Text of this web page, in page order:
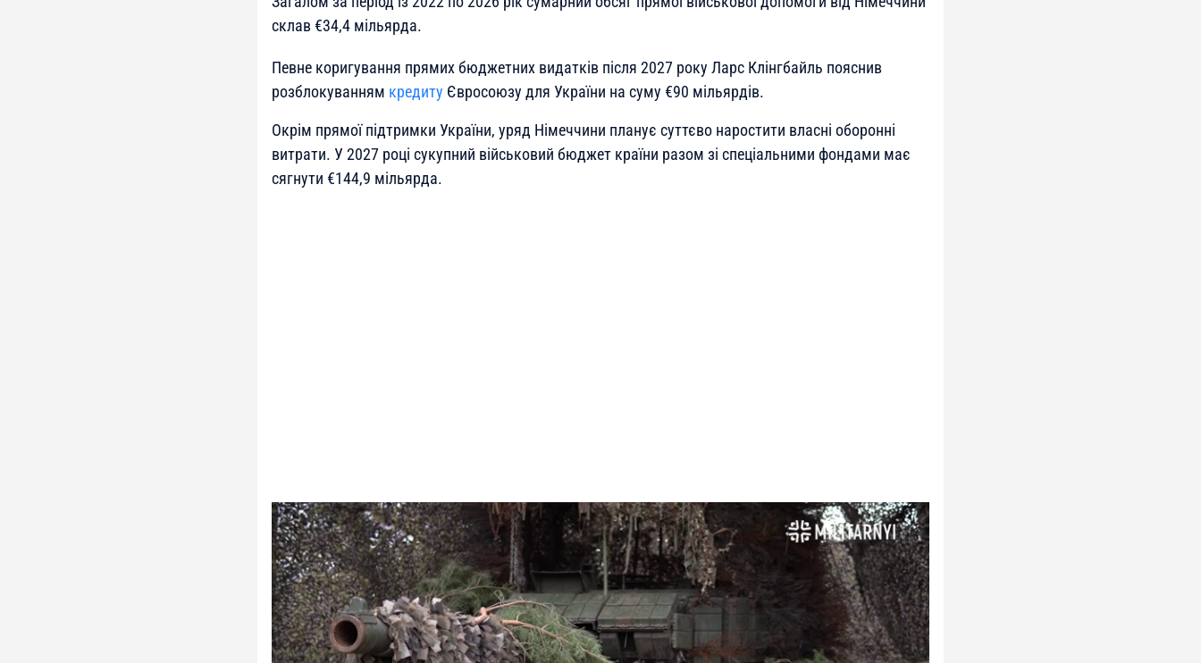
склав €34,4 мільярда.
Певне коригування прямих бюджетних видатків після 2027 року Ларс Клінгбайль пояснив
розблокуванням кредиту Євросоюзу для України на суму €90 мільярдів.
Окрім прямої підтримки України, уряд Німеччини планує суттєво наростити власні оборонні
витрати. У 2027 році сукупний військовий бюджет країни разом зі спеціальними фондами має
сягнути €144,9 мільярда.